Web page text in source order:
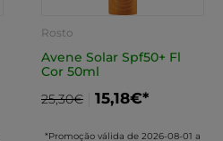
Rosto
Avene Solar Spf50+ Fl
Cor 50ml
25,30€
15,18€*
*Promoção válida de 2026-08-01 a